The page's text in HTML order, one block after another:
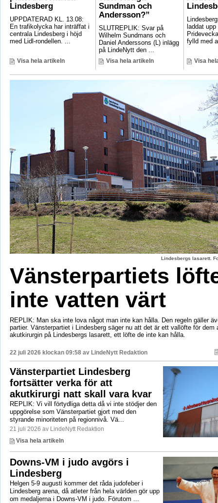
Lindesberg
UPPDATERAD KL. 13.08:
En trafikolycka har inträffat i
centrala Lindesberg i höjd
med Lidl-rondellen. ...
Visa hela artikeln
Sundman och
Andersson?”
SLUTREPLIK: Svar på
Wilhelm Sundmans och
Daniel Anderssons (L) inlägg
på LindeNytt den ...
Visa hela artikeln
laddat
fylld med
Visa
Lindesbergs lasarett.
Vänsterpartiets
inte vatten värt
REPLIK: Man ska inte lova något man inte kan hålla. Den regeln gäller
partier. Vänsterpartiet i Lindesberg säger nu att det är ett vallöfte för dem
akutkirurgin på Lindesbergs lasarett, ett löfte de inte kan hålla.
22 juli 2026 klockan 09:58 av LindeNytt Redaktion
Vänsterpartiet Lindesberg
fortsätter verka för att
akutkirurgi natt skall vara kvar
REPLIK: Vi vill förtydliga detta då vi inte stödjer den
uppgörelse som Vänsterpartiet gjort med den
styrande minoriteten på regionnivå. Vä...
21 juli 2026 av LindeNytt Redaktion
Visa hela artikeln
Downs-VM i judo avgörs i
Lindesberg
Helgen 5-9 augusti kommer det råda judofeber i
Lindesberg arena, då atleter från hela världen gör upp
om medaljerna i Downs-VM i judo. Förutom ...